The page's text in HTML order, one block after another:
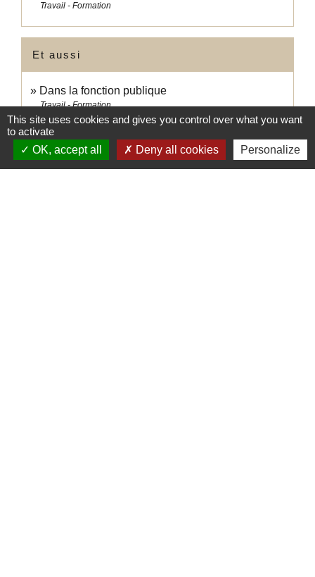
Travail - Formation
Et aussi
Dans la fonction publique
Travail - Formation
Signaler une erreur sur cette page
This site uses cookies and gives you control over what you want
to activate
OK, accept all
Deny all cookies Personalize